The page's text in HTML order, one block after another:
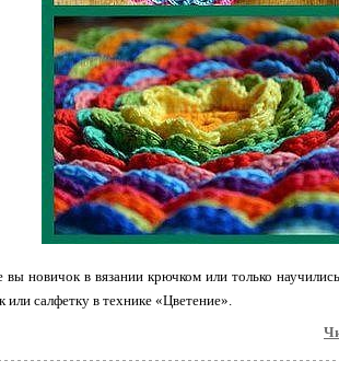
вы новичок в вязании крючком или только
или салфетку в технике «Цветение».